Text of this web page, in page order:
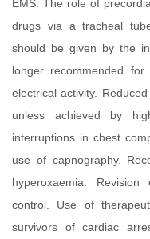
EMS. The role of
drugs via a tracheal
should be given by the
longer recommended
electrical activity.
unless achieved by
interruptions in chest
use of capnography.
hyperoxaemia.
control. Use of
survivors of cardiac